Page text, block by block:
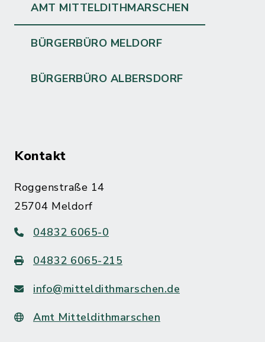
AMT MITTELDITHMARSCHEN
BÜRGERBÜRO MELDORF
BÜRGERBÜRO ALBERSDORF
Kontakt
Roggenstraße 14
25704 Meldorf
04832 6065-0
04832 6065-215
info@mitteldithmarschen.de
Amt Mitteldithmarschen